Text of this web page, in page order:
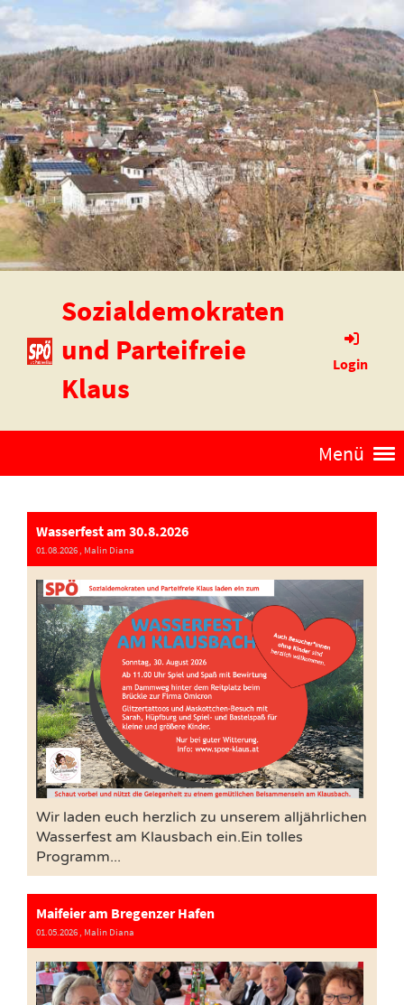
Sozialdemokraten
und Parteifreie
Klaus
Login
Menü
Wasserfest am 30.8.2026
01.08.2026 , Malin Diana
Wir laden euch herzlich zu unserem alljährlichen
Wasserfest am Klausbach ein.Ein tolles
Programm...
Maifeier am Bregenzer Hafen
01.05.2026 , Malin Diana